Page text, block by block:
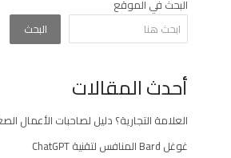
البحث في الموقع
البحث
أحدث المقالات
العلامة التجارية؟ دليل لصاحبات الأعمال
غوغل Bard المنافس لتقنية ChatGPT